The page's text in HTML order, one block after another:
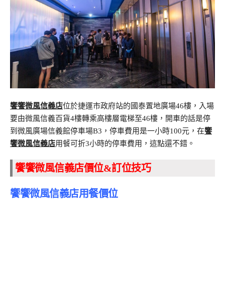
饗饗微風信義店位於捷運市政府站的國泰置地廣場46樓，入場
要由微風信義百貨4樓轉乘高樓層電梯至46樓，開車的話是停
到微風廣場信義館停車場B3，停車費用是一小時100元，在饗
饗微風信義店用餐可折3小時的停車費用，這點還不錯。
饗饗微風信義店價位&訂位技巧
饗饗微風信義店用餐價位